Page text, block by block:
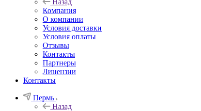
Назад
Компания
О компании
Условия доставки
Условия оплаты
Отзывы
Контакты
Партнеры
Лицензии
Контакты
Пермь
Назад